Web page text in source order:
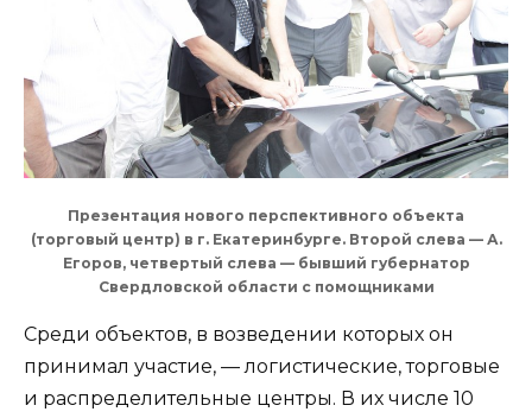
Презентация нового перспективного объекта
(торговый центр) в г. Екатеринбурге. Второй слева — А.
Егоров, четвертый слева — бывший губернатор
Свердловской области с помощниками
Среди объектов, в возведении которых он
принимал участие, — логистические, торговые
и распределительные центры. В их числе 10